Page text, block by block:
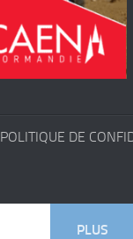
POLITIQUE DE
PLUS